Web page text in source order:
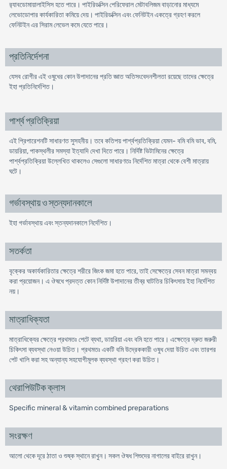
র‍্যাবডোমায়ালাইসিস হতে পারে। পাইরিডক্সিন পেরিফেরাল মেটাবলিজম বাড়ানোর মাধ্যমে
লেভোডোপার কার্যকারিতা কমিয়ে দেয়। পাইরিডক্সিন এবং ফেনিটইন একত্রে গ্রহণ করলে
ফেনিটইন এর সিরাম লেভেল কমে যেতে পারে।
প্রতিনির্দেশনা
যেসব রোগীর এই ওষুধের কোন উপাদানের প্রতি জ্ঞাত অতিসংবেদনশীলতা রয়েছে তাদের ক্ষেত্রে
ইহা প্রতিনির্দেশিত।
পার্শ্ব প্রতিক্রিয়া
এই প্রিপারেশনটি সাধারণত সুসহনীয়। তবে কতিপয় পার্শ্বপ্রতিক্রিয়া যেমন- বমি বমি ভাব, বমি,
ডায়রিয়া, পাকস্থলীর সমস্যা ইত্যাদি দেখা দিতে পারে। নির্দিষ্ট ভিটামিনের ক্ষেত্রে
পার্শ্বপ্রতিক্রিয়া উল্লেখিত থাকলেও সেগুলো সাধারণতঃ নির্দেশিত মাত্রা থেকে বেশী মাত্রায়
ঘটে।
গর্ভাবস্থায় ও স্তন্যদানকালে
ইহা গর্ভাবস্থায় এবং স্তন্যদানকালে নিৰ্দেশিত।
সতর্কতা
বৃক্কের অকার্যকারিতার ক্ষেত্রে শরীরে জিংক জমা হতে পারে, তাই সেক্ষেত্রে সেবন মাত্রা সমন্বয়
করা প্রয়োজন। এ ঔষধে প্রদত্ত কোন নির্দিষ্ট উপাদানের তীব্র ঘাটতির চিকিৎসায় ইহা নির্দেশিত
নয়।
মাত্রাধিক্যতা
মাত্রাধিক্যের ক্ষেত্রে প্রথমতঃ পেটে ব্যথা, ডায়রিয়া এবং বমি হতে পারে। এক্ষেত্রে দ্রুত জরুরী
চিকিৎসা ব্যবস্থা নেওয়া উচিত। প্রথমতঃ একটি বমি উদ্রেককারী ওষুধ দেয়া উচিত এবং তারপর
পেট খালি করা সহ অন্যান্য সহযোগীমূলক ব্যবস্থা গ্রহণ করা উচিত।
থেরাপিউটিক ক্লাস
Specific mineral & vitamin combined preparations
সংরক্ষণ
আলো থেকে দূরে ঠাতা ও শুষ্ক স্থানে রাখুন। সকল ঔষধ শিশুদের নাগালের বাইরে রাখুন।